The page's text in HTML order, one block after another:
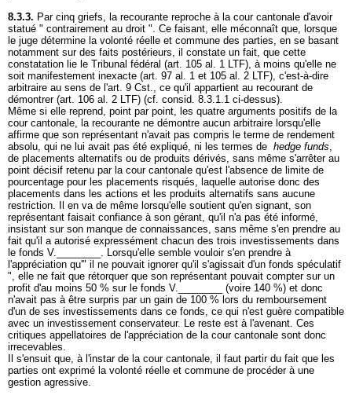
8.3.3. Par cinq griefs, la recourante reproche à la cour cantonale d'avoir
statué " contrairement au droit ". Ce faisant, elle méconnaît que, lorsque
le juge détermine la volonté réelle et commune des parties, en se basant
notamment sur des faits postérieurs, il constate un fait, que cette
constatation lie le Tribunal fédéral (art. 105 al. 1 LTF), à moins qu'elle ne
soit manifestement inexacte (art. 97 al. 1 et 105 al. 2 LTF), c'est-à-dire
arbitraire au sens de l'art. 9 Cst., ce qu'il appartient au recourant de
démontrer (art. 106 al. 2 LTF) (cf. consid. 8.3.1.1 ci-dessus).
Même si elle reprend, point par point, les quatre arguments positifs de la
cour cantonale, la recourante ne démontre aucun arbitraire lorsqu'elle
affirme que son représentant n'avait pas compris le terme de rendement
absolu, qui ne lui avait pas été expliqué, ni les termes de hedge funds,
de placements alternatifs ou de produits dérivés, sans même s'arrêter au
point décisif retenu par la cour cantonale qu'est l'absence de limite de
pourcentage pour les placements risqués, laquelle autorise donc des
placements dans les actions et les produits alternatifs sans aucune
restriction. Il en va de même lorsqu'elle soutient qu'en signant, son
représentant faisait confiance à son gérant, qu'il n'a pas été informé,
insistant sur son manque de connaissances, sans même s'en prendre au
fait qu'il a autorisé expressément chacun des trois investissements dans
le fonds V.________. Lorsqu'elle semble vouloir s'en prendre à
l'appréciation qu'" il ne pouvait ignorer qu'il s'agissait d'un fonds spéculatif
", elle ne fait que rétorquer que son représentant pouvait compter sur un
profit d'au moins 50 % sur le fonds V.________ (voire 140 %) et donc
n'avait pas à être surpris par un gain de 100 % lors du remboursement
d'un de ses investissements dans ce fonds, ce qui n'est guère compatible
avec un investissement conservateur. Le reste est à l'avenant. Ces
critiques appellatoires de l'appréciation de la cour cantonale sont donc
irrecevables.
Il s'ensuit que, à l'instar de la cour cantonale, il faut partir du fait que les
parties ont exprimé la volonté réelle et commune de procéder à une
gestion agressive.